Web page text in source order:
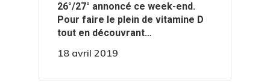
️️26°/27° annoncé ce week-end.
Pour faire le plein de vitamine D
tout en découvrant…
18 avril 2019